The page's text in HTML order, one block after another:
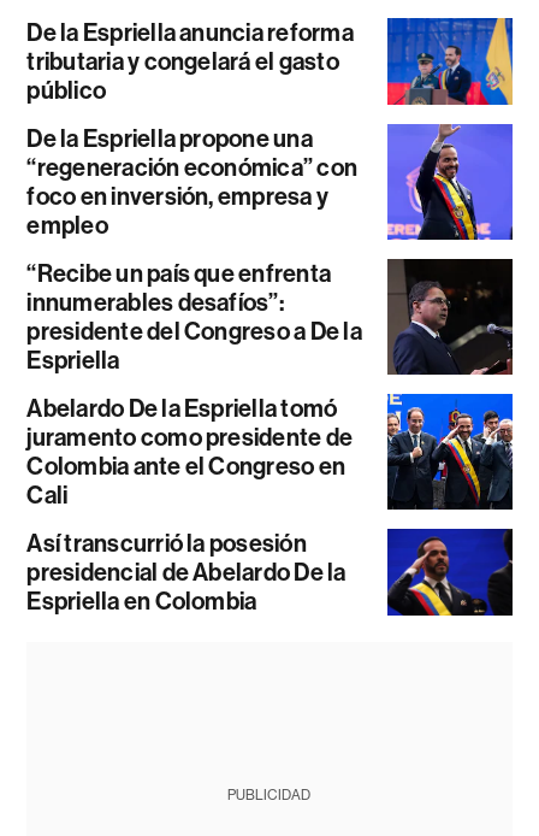
De la Espriella anuncia reforma
tributaria y congelará el gasto
público
De la Espriella propone una
“regeneración económica” con
foco en inversión, empresa y
empleo
“Recibe un país que enfrenta
innumerables desafíos”:
presidente del Congreso a De la
Espriella
Abelardo De la Espriella tomó
juramento como presidente de
Colombia ante el Congreso en
Cali
Así transcurrió la posesión
presidencial de Abelardo De la
Espriella en Colombia
PUBLICIDAD